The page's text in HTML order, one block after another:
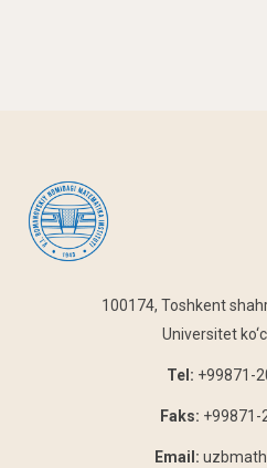
100174, Toshkent
Universitet
Tel: +99871-
Faks: +99871-
Email: